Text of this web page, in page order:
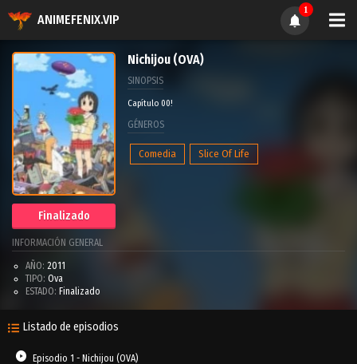
ANIMEFENIX.VIP
1
Finalizado
Nichijou (OVA)
SINOPSIS
Capítulo 00!
GÉNEROS
Comedia Slice Of Life
INFORMACIÓN GENERAL
AÑO: 2011
TIPO: Ova
ESTADO: Finalizado
Listado de episodios
Episodio 1 - Nichijou (OVA)